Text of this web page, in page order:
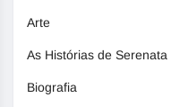
Arte
As Histórias de Serenata
Biografia